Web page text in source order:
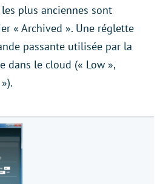
plus anciennes sont
« Archived ». Une réglette
passante utilisée par la
dans le cloud (« Low »,